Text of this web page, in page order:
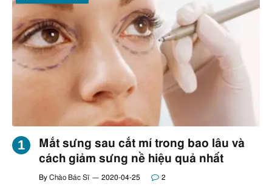
Mắt sưng sau cắt mí trong bao lâu và
cách giảm sưng nề hiệu quả nhất
By Chào Bác Sĩ 2020-04-25 2